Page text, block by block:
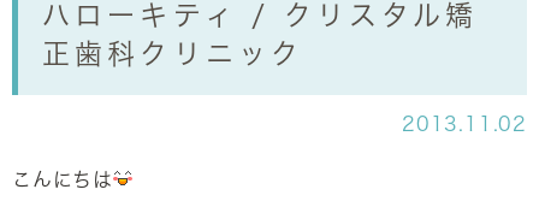
ハローキティ / クリスタル矯
正歯科クリニック
2013.11.02
こんにちは